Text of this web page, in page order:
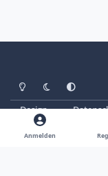
Heller ModusDunkler Modus
Design
© Copyright 2025 -
Anmelden